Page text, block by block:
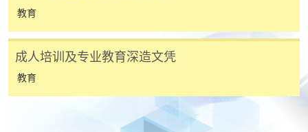
課程/科目報名注意事項:
選用網上報名服務必須在已接駁互聯網及支援
JavaScript程式瀏覽器的電腦上進行。建議選用
申請人不應閒置申請超過10分鐘。否則，申請人
必須重新開始整個申請程序。
教育
成人培训及专业教育深造文凭
教育